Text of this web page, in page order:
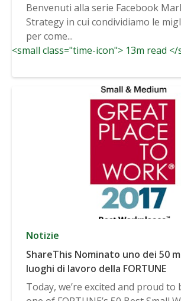
Benvenuti alla serie Facebook
Strategy in cui condividiamo le
per come...
<small class="time-icon"> 13m read </
Notizie
ShareThis Nominato uno dei 50
luoghi di lavoro della FORTUNE
Today, we’re excited and proud to